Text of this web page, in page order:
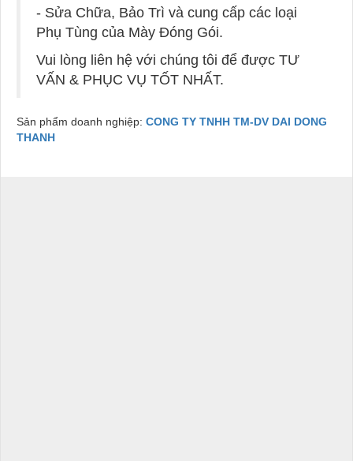
- Sửa Chữa, Bảo Trì và cung cấp các loại
Phụ Tùng của Mày Đóng Gói.
Vui lòng liên hệ với chúng tôi để được TƯ
VẤN & PHỤC VỤ TỐT NHẤT.
Sản phẩm doanh nghiệp: CONG TY TNHH TM-DV DAI DONG
THANH